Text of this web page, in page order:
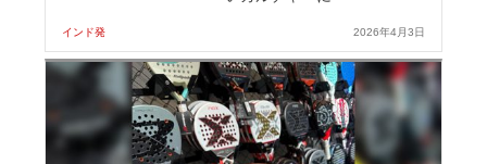
インド発 2026年4月3日